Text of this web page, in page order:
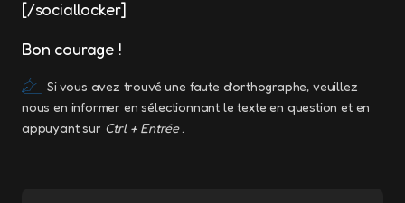
[/sociallocker]
Bon courage !
Si vous avez trouvé une faute d’orthographe, veuillez
nous en informer en sélectionnant le texte en question et en
appuyant sur Ctrl + Entrée.